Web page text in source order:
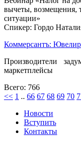
вычеты,
ситуации»
Спикер: Гордо
Коммерсантъ:
Производители
маркетплейсы
Всего: 766
<< 1 .. 66 67 68 69 70
Новости
Вступить
Контакты